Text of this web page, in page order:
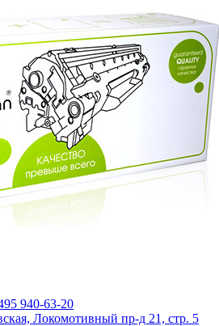
940-63-20
Локомотивный пр-д 21, стр. 5